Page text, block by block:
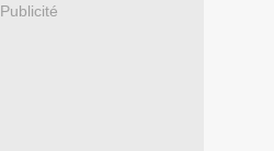
Publicité